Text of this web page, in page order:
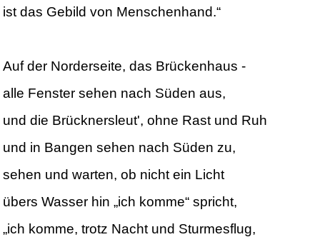
ist das Gebild von Menschenhand.“
Auf der Norderseite, das Brückenhaus -
alle Fenster sehen nach Süden aus,
und die Brücknersleut', ohne Rast und Ruh
und in Bangen sehen nach Süden zu,
sehen und warten, ob nicht ein Licht
übers Wasser hin „ich komme“ spricht,
„ich komme, trotz Nacht und Sturmesflug,